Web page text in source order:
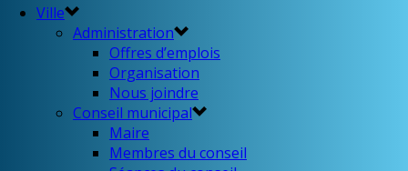
Ville
Administration
Offres d’emplois
Organisation
Nous joindre
Conseil municipal
Maire
Membres du conseil